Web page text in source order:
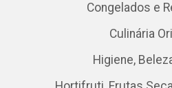
Congelados e
Culinária
Higiene,